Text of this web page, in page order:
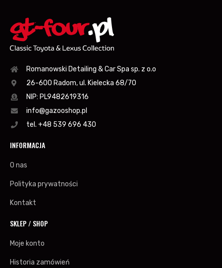
Romanowski Detailing & Car Spa sp. z o.o
26-600 Radom, ul. Kielecka 68/70
NIP: PL9482619316
info@gazooshop.pl
tel. +48 539 696 430
INFORMACJA
O nas
Polityka prywatności
Kontakt
SKLEP / SHOP
Moje konto
Historia zamówień